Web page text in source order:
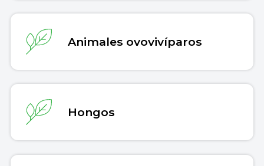
Animales ovovivíparos
Hongos